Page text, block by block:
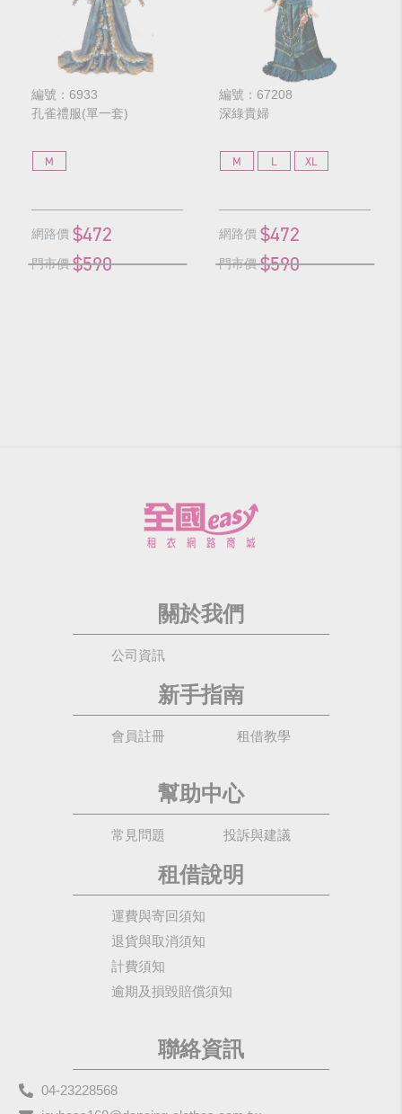
編號：6933
孔雀禮服(單一套)
M
網路價 $472
門市價 $590
編號：67208
深綠貴婦
M L XL
網路價 $472
門市價 $590
關於我們
公司資訊
新手指南
會員註冊 租借教學
幫助中心
常見問題 投訴與建議
租借說明
運費與寄回須知
退貨與取消須知
計費須知
逾期及損毀賠償須知
聯絡資訊
04-23228568